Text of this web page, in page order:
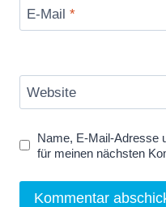
E-Mail *
Website
Name, E-Mail-Adresse
für meinen nächsten